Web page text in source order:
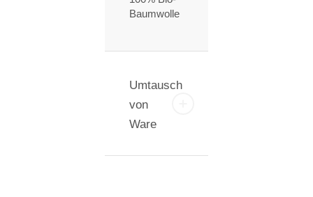
Baumwolle
Umtausch
von
Ware